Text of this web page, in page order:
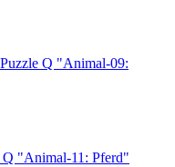
Puzzle Q "Animal-09:
Q "Animal-11: Pferd"